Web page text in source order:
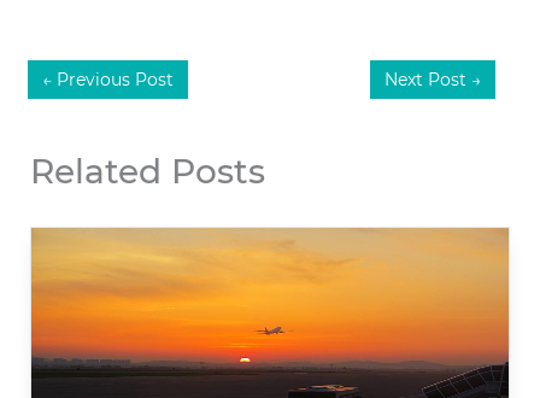
← Previous Post Next Post →
Related Posts